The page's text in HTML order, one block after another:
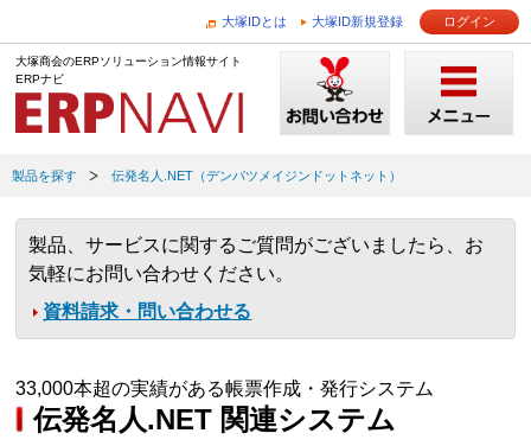
大塚IDとは 大塚ID新規登録 ログイン
大塚商会のERPソリューション情報サイト
ERPナビ
製品を探す 伝発名人.NET（デンパツメイジンドットネット）
製品、サービスに関するご質問がございましたら、お
気軽にお問い合わせください。
資料請求・問い合わせる
33,000本超の実績がある帳票作成・発行システム
伝発名人.NET 関連システム